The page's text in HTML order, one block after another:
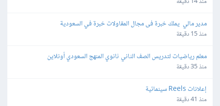
مدير مالي  يملك خبرة فى مجال المقاولات خبرة في السعودية
منذ 15 دقيقة
معلم رياضيات لتدريس الصف الثاني ثانوي المنهج السعودي أونلاين
منذ 35 دقيقة
إعلانات Reels سينمائية
منذ 41 دقيقة